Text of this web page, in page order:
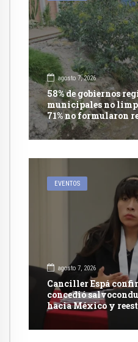
agosto 7, 2026
58% de gobiernos
municipales no
71% no formularon
presupuestales
Contraloría
EVENTOS
agosto 7, 2026
Canciller Espá
concedió
hacia México y
con dicho país